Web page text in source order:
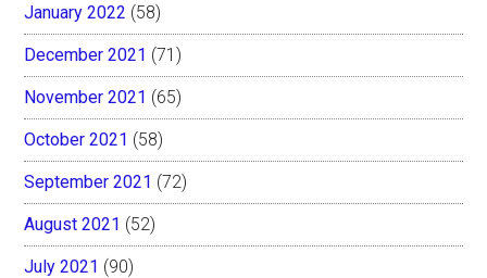
January 2022 (58)
December 2021 (71)
November 2021 (65)
October 2021 (58)
September 2021 (72)
August 2021 (52)
July 2021 (90)